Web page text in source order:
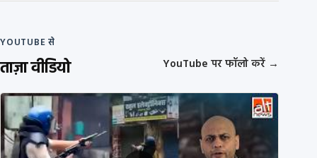
YOUTUBE से
ताज़ा वीडियो YouTube पर फॉलो करें →